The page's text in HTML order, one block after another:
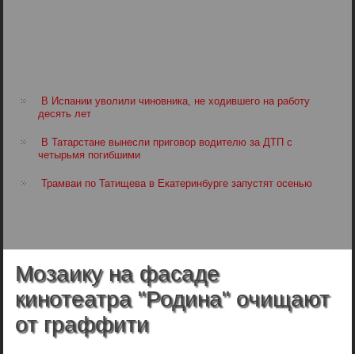
В Испании уволили чиновника, не ходившего на работу
десять лет
В Татарстане вынесли приговор водителю за ДТП с
четырьмя погибшими
Трамваи по Татищева в Екатеринбурге запустят осенью
Мозаику на фасаде
кинотеатра "Родина" очищают
от граффити